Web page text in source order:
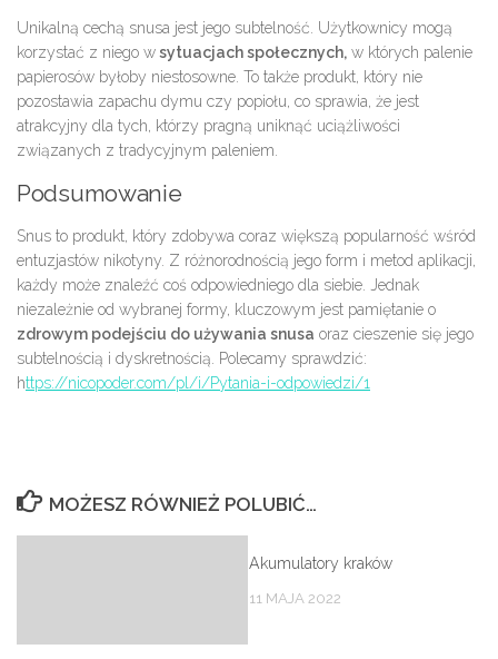
Unikalną cechą snusa jest jego subtelność. Użytkownicy mogą
korzystać z niego wsytuacjach społecznych, w których palenie
papierosów byłoby niestosowne. To także produkt, który nie
pozostawia zapachu dymu czy popiołu, co sprawia, że ​​jest
atrakcyjny dla tych, którzy pragną uniknąć uciążliwości
związanych z tradycyjnym paleniem.
Podsumowanie
Snus to produkt, który zdobywa coraz większą popularność wśród
entuzjastów nikotyny. Z różnorodnością jego form i metod aplikacji,
każdy może znaleźć coś odpowiedniego dla siebie. Jednak
niezależnie od wybranej formy, kluczowym jest pamiętanie o
zdrowym podejściu do używania snusa oraz cieszenie się jego
subtelnością i dyskretnością. Polecamy sprawdzić:
https://nicopoder.com/pl/i/Pytania-i-odpowiedzi/1
MOŻESZ RÓWNIEŻ POLUBIĆ…
Akumulatory kraków
11 MAJA 2022